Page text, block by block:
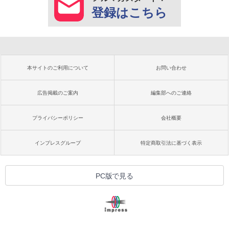
登録はこちら
本サイトのご利用について お問い合わせ
広告掲載のご案内 編集部へのご連絡
プライバシーポリシー 会社概要
インプレスグループ 特定商取引法に基づく表示
PC版で見る